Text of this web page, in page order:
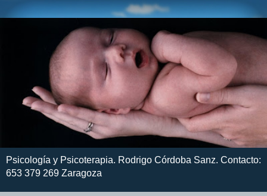
Psicología y Psicoterapia. Rodrigo Córdoba Sanz. Contacto:
653 379 269 Zaragoza